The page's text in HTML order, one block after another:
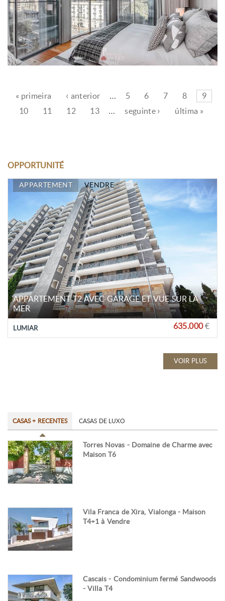
« primeira ‹ anterior … 5 6 7 8
9
10
11 12 13 … seguinte › última »
OPPORTUNITÉ
APPARTEMENT VENDRE
APPARTEMENT T2 AVEC GARAGE ET VUE SUR LA
MER
LUMIAR 635.000€
VOIR PLUS
CASAS + RECENTES CASAS DE LUXO
Torres Novas - Domaine de Charme avec
Maison T6
Vila Franca de Xira, Vialonga - Maison
T4+1 à Vendre
Cascais - Condominium fermé Sandwoods
- Villa T4